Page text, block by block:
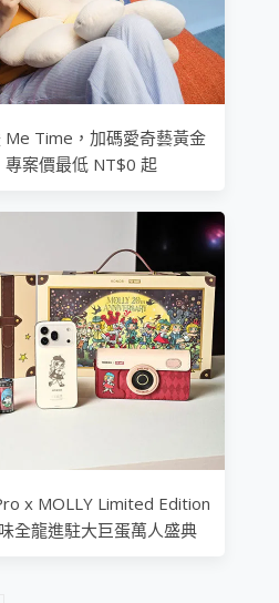
Me Time，加碼愛奇藝黃金
專案價最低 NT$0 起
x MOLLY Limited Edition
全龍進駐大巨蛋萬人盛典